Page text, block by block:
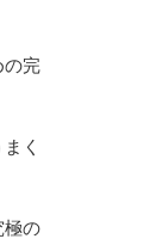
の完
く
極の